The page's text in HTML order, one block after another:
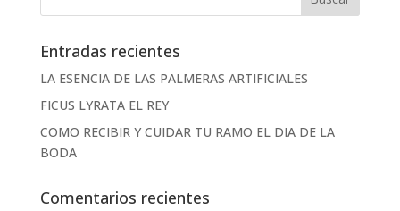
Entradas recientes
LA ESENCIA DE LAS PALMERAS ARTIFICIALES
FICUS LYRATA EL REY
COMO RECIBIR Y CUIDAR TU RAMO EL DIA DE LA
BODA
Comentarios recientes